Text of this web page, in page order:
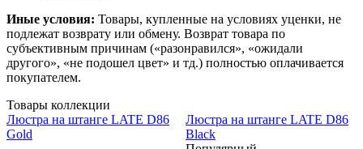
Иные условия: Товары, купленные на условиях уценки, не
подлежат возврату или обмену. Возврат товара по
субъективным причинам («разонравился», «ожидали
другого», «не подошел цвет» и тд.) полностью оплачивается
покупателем.
Товары коллекции
Люстра на штанге LATE D86
Gold
Люстра на штанге LATE D86
Black